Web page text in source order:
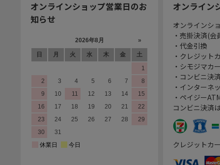
オンラインショップ営業日のお
知らせ
オンライン
オンラインシ
・売掛決済(
・代金引換
・クレジット
・シモジマカ
・コンビニ決
・インターネ
・ペイジー
コンビニ決済
クレジットカ